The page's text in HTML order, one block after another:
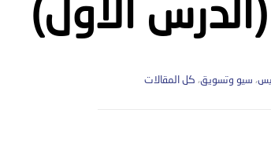
الأول)
، سيو وتسويق، كل المقالات